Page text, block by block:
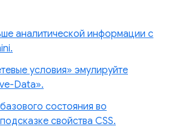
аналитической информации с
условия» эмулируйте
Data».
состояния во
свойства CSS.